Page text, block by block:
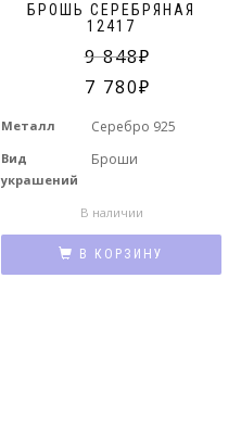
БРОШЬ СЕРЕБРЯНАЯ
12417
9 848
7 780
Металл Серебро 925
Вид
украшений
Броши
В наличии
В КОРЗИНУ